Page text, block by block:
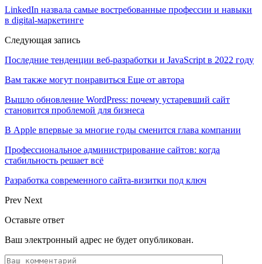
LinkedIn назвала самые востребованные профессии и навыки
в digital-маркетинге
Следующая запись
Последние тенденции веб-разработки и JavaScript в 2022 году
Вам также могут понравиться Еще от автора
Вышло обновление WordPress: почему устаревший сайт
становится проблемой для бизнеса
В Apple впервые за многие годы сменится глава компании
Профессиональное администрирование сайтов: когда
стабильность решает всё
Разработка современного сайта-визитки под ключ
Prev Next
Оставьте ответ
Ваш электронный адрес не будет опубликован.